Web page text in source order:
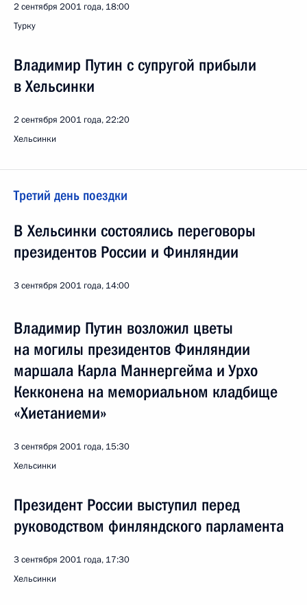
2 сентября 2001 года, 18:00
Турку
Владимир Путин с супругой прибыли
в Хельсинки
2 сентября 2001 года, 22:20
Хельсинки
Третий день поездки
В Хельсинки состоялись переговоры
президентов России и Финляндии
3 сентября 2001 года, 14:00
Владимир Путин возложил цветы
на могилы президентов Финляндии
маршала Карла Маннергейма и Урхо
Кекконена на мемориальном кладбище
«Хиетаниеми»
3 сентября 2001 года, 15:30
Хельсинки
Президент России выступил перед
руководством финляндского парламента
3 сентября 2001 года, 17:30
Хельсинки